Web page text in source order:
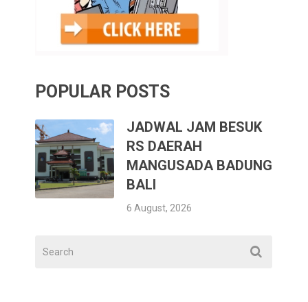
POPULAR POSTS
JADWAL JAM BESUK
RS DAERAH
MANGUSADA BADUNG
BALI
6 August, 2026